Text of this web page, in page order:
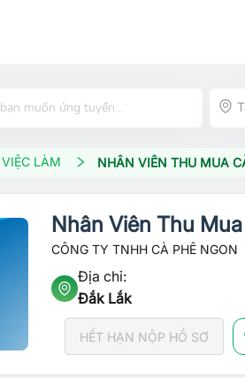
VIỆC LÀM NHÂN VIÊN THU MUA
Nhân Viên Thu
CÔNG TY TNHH CÀ PHÊ NGON
Địa chỉ:
Đắk Lắk
HẾT HẠN NỘP HỒ SƠ